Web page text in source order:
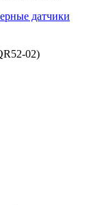
датчики
02)